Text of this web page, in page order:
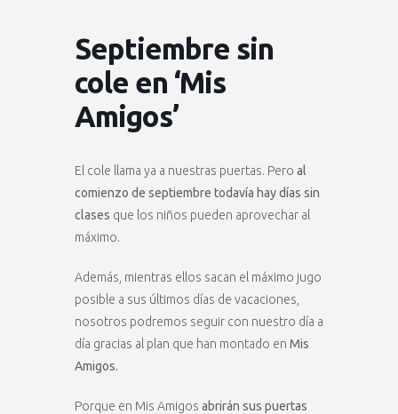
Septiembre sin
cole en ‘Mis
Amigos’
El cole llama ya a nuestras puertas. Pero al
comienzo de septiembre todavía hay días sin
clases que los niños pueden aprovechar al
máximo.
Además, mientras ellos sacan el máximo jugo
posible a sus últimos días de vacaciones,
nosotros podremos seguir con nuestro día a
día gracias al plan que han montado en Mis
Amigos.
Porque en Mis Amigos abrirán sus puertas